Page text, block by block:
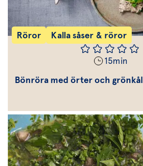
Röror Kalla såser & röror
15min
Bönröra med örter och grönkål